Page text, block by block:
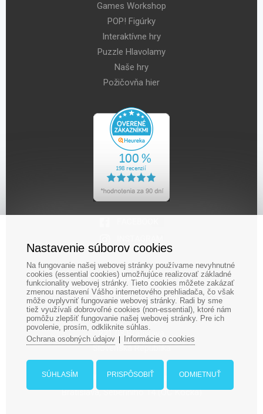
Games Workshop
POP! Figúrky
Interaktívne hry
Puzzle Hlavolamy
Naše hry
Požičovňa hier
Kontakty
LUDOPOLIS
Ludopolis, s.r.o., Jégého 14
821 08 Bratislava
Slovenská Republika
Kamenná predajňa:
Bratislava, Seberíniho 14 (OC Kocka)
Nastavenie súborov cookies
Na fungovanie našej webovej stránky používame nevyhnutné
cookies (essential cookies) umožňujúce realizovať základné
funkcionality webovej stránky. Tieto cookies môžete zakázať
zmenou nastavení Vášho internetového prehliadača, čo však
môže ovplyvniť fungovanie webovej stránky. Radi by sme
tiež využívali dobrovoľné cookies (non-essential), ktoré nám
pomôžu zlepšiť fungovanie našej webovej stránky. Pre ich
povolenie, prosím, odkliknite súhlas.
Ochrana osobných údajov| Informácie o cookies
SÚHLASÍM PRISPÔSOBIŤ ODMIETNUŤ